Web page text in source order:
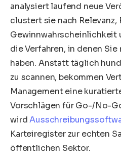
analysiert laufend neue
clustert sie nach
Gewinnwahrscheinlichkeit
die Verfahren, in denen
haben. Anstatt täglich
zu scannen, bekommen
Management eine
Vorschlägen für Go-/No-
wird
Karteiregister zur echten
öffentlichen Sektor.